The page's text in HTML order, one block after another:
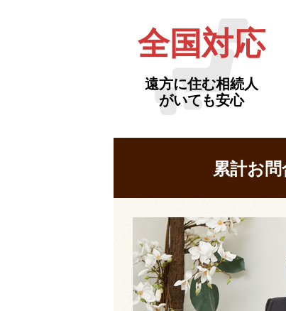
全国対応
遠方に住む相続人
がいても安心
累計お